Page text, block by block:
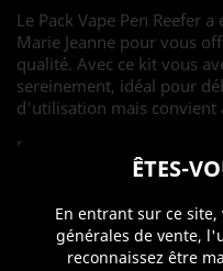
Le Pack Vape Pen Reefer
Marie Jeanne pour vous
qualité. Avec ce kit vous
sereinement, idéal pour
d'utilisation mais convient
Dans ce pack nous associé
liquide: Le Sunrise en
Taux CBD
ÊTES-
En entrant sur ce
générales de vente,
reconnaissez être